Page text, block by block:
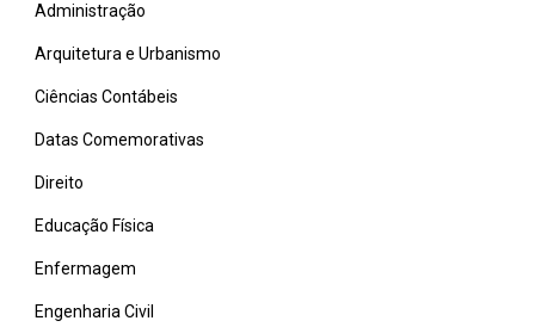
Administração
Arquitetura e Urbanismo
Ciências Contábeis
Datas Comemorativas
Direito
Educação Física
Enfermagem
Engenharia Civil